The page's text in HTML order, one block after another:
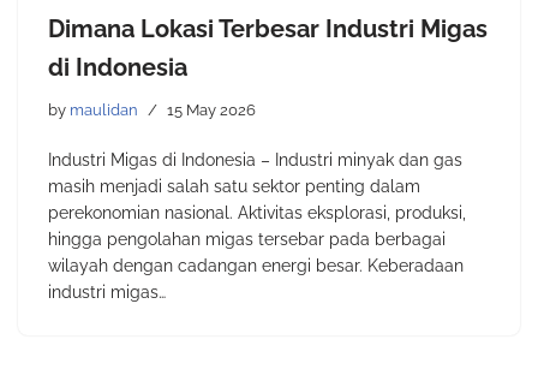
Dimana Lokasi Terbesar Industri Migas
di Indonesia
by maulidan 15 May 2026
Industri Migas di Indonesia – Industri minyak dan gas
masih menjadi salah satu sektor penting dalam
perekonomian nasional. Aktivitas eksplorasi, produksi,
hingga pengolahan migas tersebar pada berbagai
wilayah dengan cadangan energi besar. Keberadaan
industri migas…